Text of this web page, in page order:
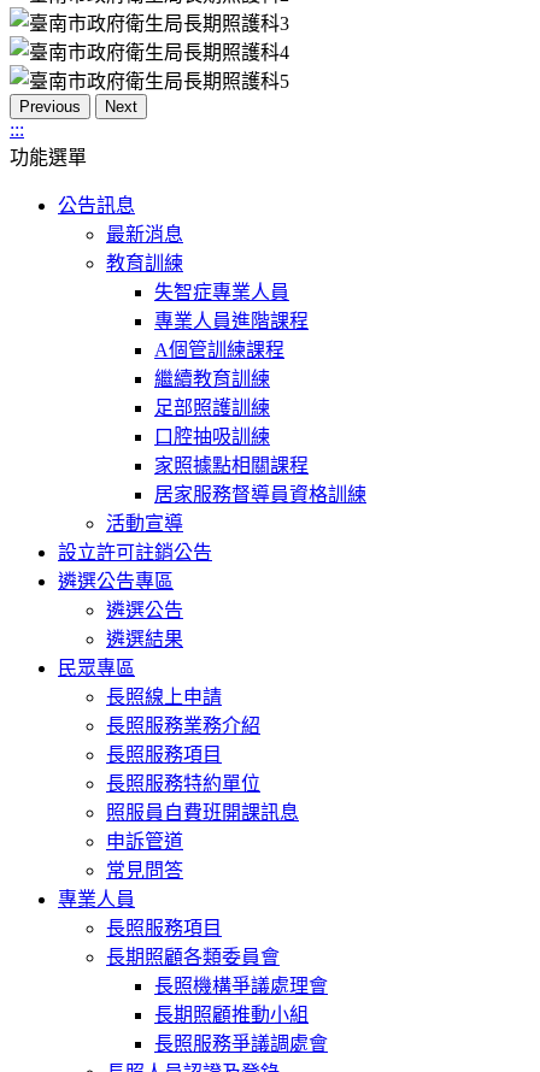
Previous Next
:::
功能選單
公告訊息
最新消息
教育訓練
失智症專業人員
專業人員進階課程
A個管訓練課程
繼續教育訓練
足部照護訓練
口腔抽吸訓練
家照據點相關課程
居家服務督導員資格訓練
活動宣導
設立許可註銷公告
遴選公告專區
遴選公告
遴選結果
民眾專區
長照線上申請
長照服務業務介紹
長照服務項目
長照服務特約單位
照服員自費班開課訊息
申訴管道
常見問答
專業人員
長照服務項目
長期照顧各類委員會
長照機構爭議處理會
長期照顧推動小組
長照服務爭議調處會